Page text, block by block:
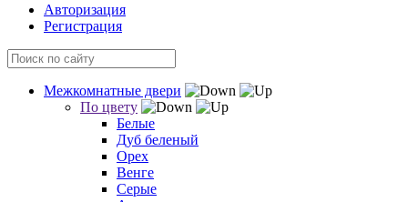
Авторизация
Регистрация
Межкомнатные двери
По цвету
Белые
Дуб беленый
Орех
Венге
Серые